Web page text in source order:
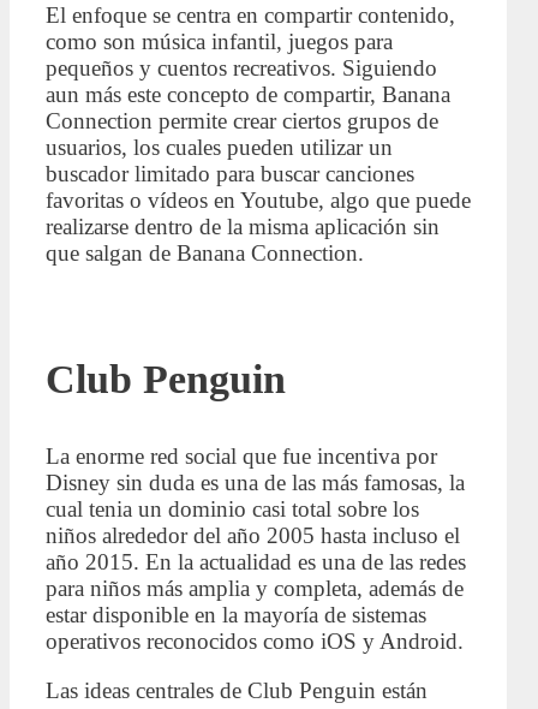
El enfoque se centra en compartir contenido,
como son música infantil, juegos para
pequeños y cuentos recreativos. Siguiendo
aun más este concepto de compartir, Banana
Connection permite crear ciertos grupos de
usuarios, los cuales pueden utilizar un
buscador limitado para buscar canciones
favoritas o vídeos en Youtube, algo que puede
realizarse dentro de la misma aplicación sin
que salgan de Banana Connection.
Club Penguin
La enorme red social que fue incentiva por
Disney sin duda es una de las más famosas, la
cual tenia un dominio casi total sobre los
niños alrededor del año 2005 hasta incluso el
año 2015. En la actualidad es una de las redes
para niños más amplia y completa, además de
estar disponible en la mayoría de sistemas
operativos reconocidos como iOS y Android.
Las ideas centrales de Club Penguin están